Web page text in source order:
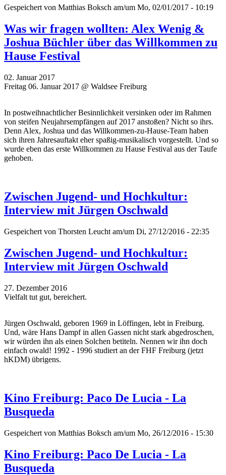
Gespeichert von Matthias Boksch am/um Mo, 02/01/2017 - 10:19
Was wir fragen wollten: Alex Wenig &
Joshua Büchler über das Willkommen zu
Hause Festival
02. Januar 2017
Freitag 06. Januar 2017 @ Waldsee Freiburg
In postweihnachtlicher Besinnlichkeit versinken oder im Rahmen
von steifen Neujahrsempfängen auf 2017 anstoßen? Nicht so ihrs.
Denn Alex, Joshua und das Willkommen-zu-Hause-Team haben
sich ihren Jahresauftakt eher spaßig-musikalisch vorgestellt. Und so
wurde eben das erste Willkommen zu Hause Festival aus der Taufe
gehoben.
Zwischen Jugend- und Hochkultur:
Interview mit Jürgen Oschwald
Gespeichert von Thorsten Leucht am/um Di, 27/12/2016 - 22:35
Zwischen Jugend- und Hochkultur:
Interview mit Jürgen Oschwald
27. Dezember 2016
Vielfalt tut gut, bereichert.
Jürgen Oschwald, geboren 1969 in Löffingen, lebt in Freiburg.
Und, wäre Hans Dampf in allen Gassen nicht stark abgedroschen,
wir würden ihn als einen Solchen betiteln. Nennen wir ihn doch
einfach owald! 1992 - 1996 studiert an der FHF Freiburg (jetzt
hKDM) übrigens.
Kino Freiburg: Paco De Lucia - La
Busqueda
Gespeichert von Matthias Boksch am/um Mo, 26/12/2016 - 15:30
Kino Freiburg: Paco De Lucia - La
Busqueda